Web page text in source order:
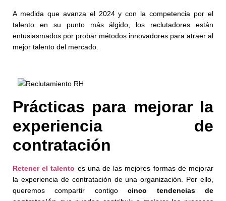
A medida que avanza el 2024 y con la competencia por el
talento en su punto más álgido, los reclutadores están
entusiasmados por probar métodos innovadores para atraer al
mejor talento del mercado.
Prácticas para mejorar la
experiencia de
contratación
Retener el talento es una de las mejores formas de mejorar
la experiencia de contratación de una organización. Por ello,
queremos compartir contigocinco tendencias de